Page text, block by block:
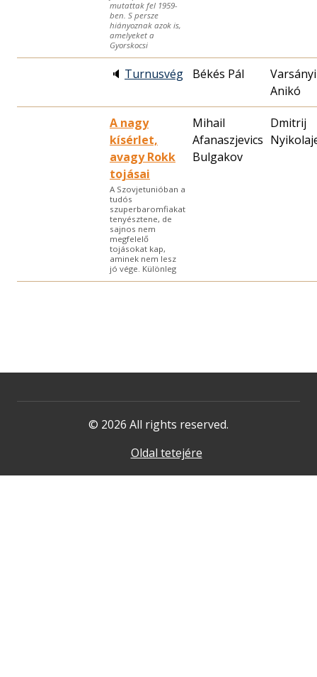
mutattak fel 1959-
ben. S persze
hiányoznak azok is,
amelyeket a
Gyorskocsi
🔈 Turnusvég Békés Pál
Varsányi
Anikó
A nagy
kísérlet,
avagy Rokk
tojásai
A Szovjetunióban a
tudós
szuperbaromfiakat
tenyésztene, de
sajnos nem
megfelelő
tojásokat kap,
aminek nem lesz
jó vége. Különleg
Mihail
Afanaszjevics
Bulgakov
Dmitrij
© 2026 All rights reserved.
Oldal tetejére